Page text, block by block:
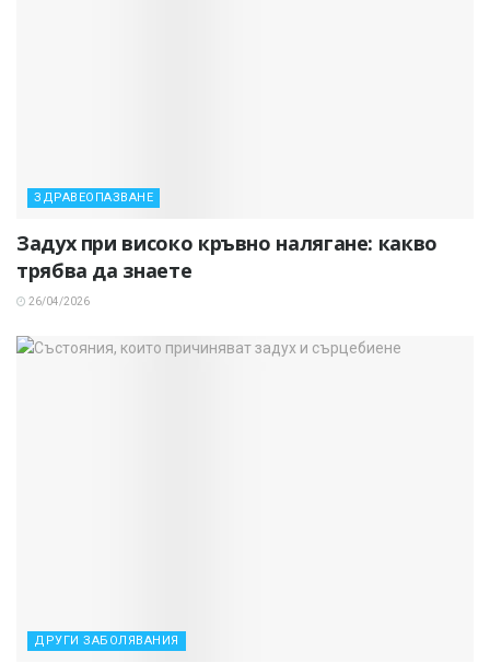
ЗДРАВЕОПАЗВАНЕ
Задух при високо кръвно налягане: какво
трябва да знаете
26/04/2026
ДРУГИ ЗАБОЛЯВАНИЯ